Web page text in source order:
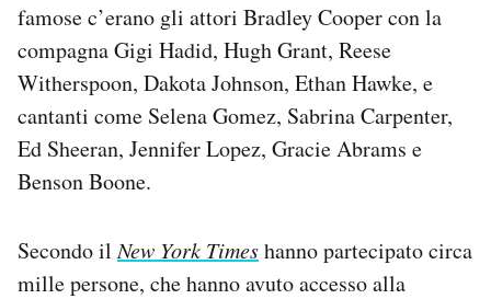
famose c’erano gli attori Bradley Cooper con la
compagna Gigi Hadid, Hugh Grant, Reese
Witherspoon, Dakota Johnson, Ethan Hawke, e
cantanti come Selena Gomez, Sabrina Carpenter,
Ed Sheeran, Jennifer Lopez, Gracie Abrams e
Benson Boone.
Secondo ilNew York Timeshanno partecipato circa
mille persone, che hanno avuto accesso alla